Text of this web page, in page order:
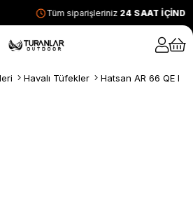
Tüm siparişleriniz 24 SAAT İÇİNDE
Havalı Tüfekler Hatsan AR 66 QE